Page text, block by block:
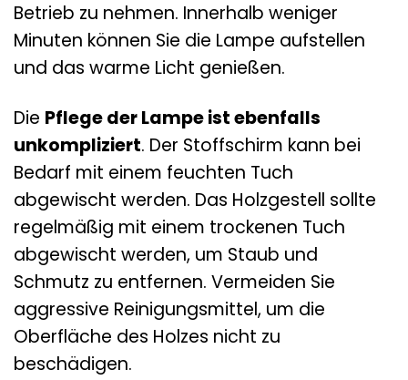
Betrieb zu nehmen. Innerhalb weniger
Minuten können Sie die Lampe aufstellen
und das warme Licht genießen.
Die Pflege der Lampe ist ebenfalls
unkompliziert. Der Stoffschirm kann bei
Bedarf mit einem feuchten Tuch
abgewischt werden. Das Holzgestell sollte
regelmäßig mit einem trockenen Tuch
abgewischt werden, um Staub und
Schmutz zu entfernen. Vermeiden Sie
aggressive Reinigungsmittel, um die
Oberfläche des Holzes nicht zu
beschädigen.